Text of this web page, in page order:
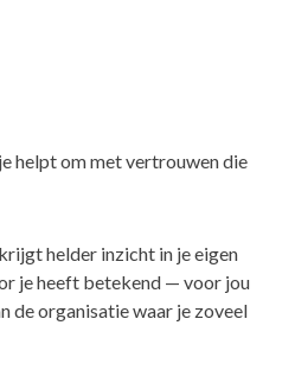
helpt om met vertrouwen die
helder inzicht in je eigen
je heeft betekend — voor jou
de organisatie waar je zoveel